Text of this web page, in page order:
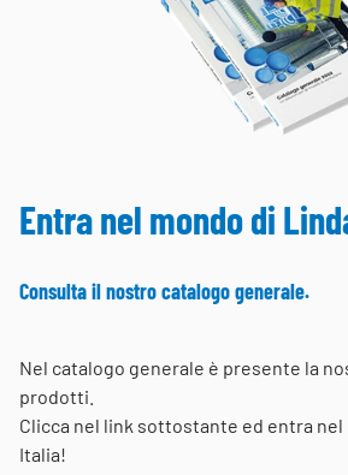
Entra nel mondo di
Consulta il nostro catalogo generale.
Nel catalogo generale è presente la
prodotti.
Clicca nel link sottostante ed entra nel
Italia!